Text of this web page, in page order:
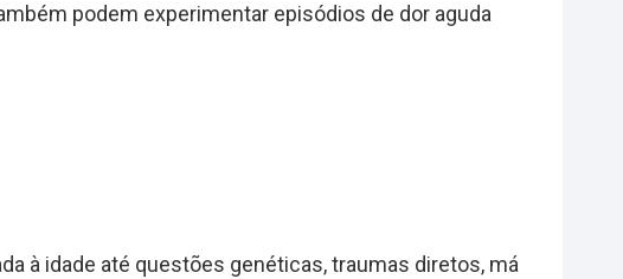
podem experimentar episódios de dor aguda
à idade até questões genéticas, traumas diretos, má